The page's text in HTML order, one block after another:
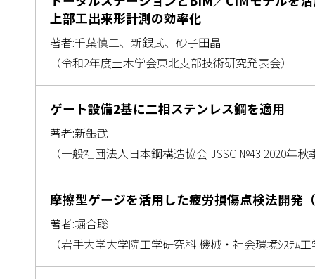
上部工出来形計測の効率化
著者:千葉慎二、新銀武、砂子田晶
（令和2年度土木学会東北支部技術研究発表会）
ゲート設備2基に二相ステンレス鋼を適用
著者:新銀武
（一般社団法人日本鋼構造協会 JSSC №43 2020年秋
摩擦型ゲージを活用した疲労損傷点検法開発
著者:堀合聡
（岩手大学大学院工学研究科 機械・社会環境ｼｽﾃﾑ